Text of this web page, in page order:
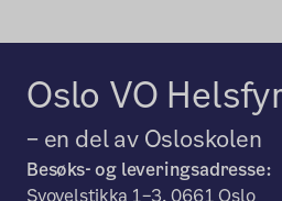
Oslo VO
– en del av Osloskolen
Besøks- og leveringsadresse: